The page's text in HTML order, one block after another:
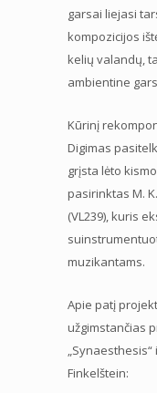
garsai liejasi
kompozicijos
kelių valandų,
ambientine
Kūrinį
Digimas
grįsta lėto
pasirinktas M.
(VL239), kuris
muzikantams.
Apie patį
užgimstančias
Finkelštein: